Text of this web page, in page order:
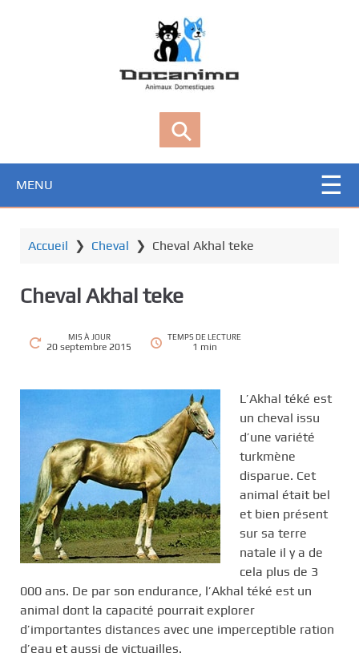
c
Tout ce que vous devez savoir
MENU
Accueil ❯ Cheval ❯ Cheval Akhal teke
Cheval Akhal teke
MIS À JOUR
20 septembre 2015
TEMPS DE LECTURE
1 min
L’Akhal téké est
un cheval issu
d’une variété
turkmène
disparue. Cet
animal était bel
et bien présent
sur sa terre
natale il y a de
cela plus de 3
000 ans. De par son endurance, l’Akhal téké est un
animal dont la capacité pourrait explorer
d’importantes distances avec une imperceptible ration
d’eau et aussi de victuailles.